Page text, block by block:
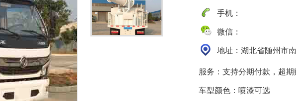
手机：
微信：
地址：湖北省随州市
服务：支持分期付款，超
车型颜色：喷漆可选